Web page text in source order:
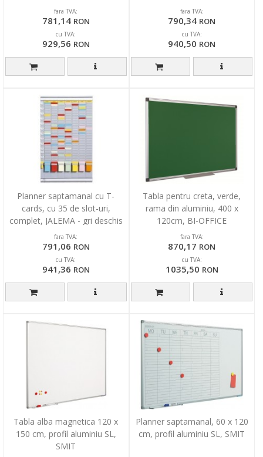
fara TVA:
781,14 RON
cu TVA:
929,56 RON
fara TVA:
790,34 RON
cu TVA:
940,50 RON
Planner saptamanal cu T-
cards, cu 35 de slot-uri,
complet, JALEMA - gri deschis
fara TVA:
791,06 RON
cu TVA:
941,36 RON
Tabla pentru creta, verde,
rama din aluminiu, 400 x
120cm, BI-OFFICE
fara TVA:
870,17 RON
cu TVA:
1035,50 RON
Tabla alba magnetica 120 x
150 cm, profil aluminiu SL,
SMIT
Planner saptamanal, 60 x 120
cm, profil aluminiu SL, SMIT